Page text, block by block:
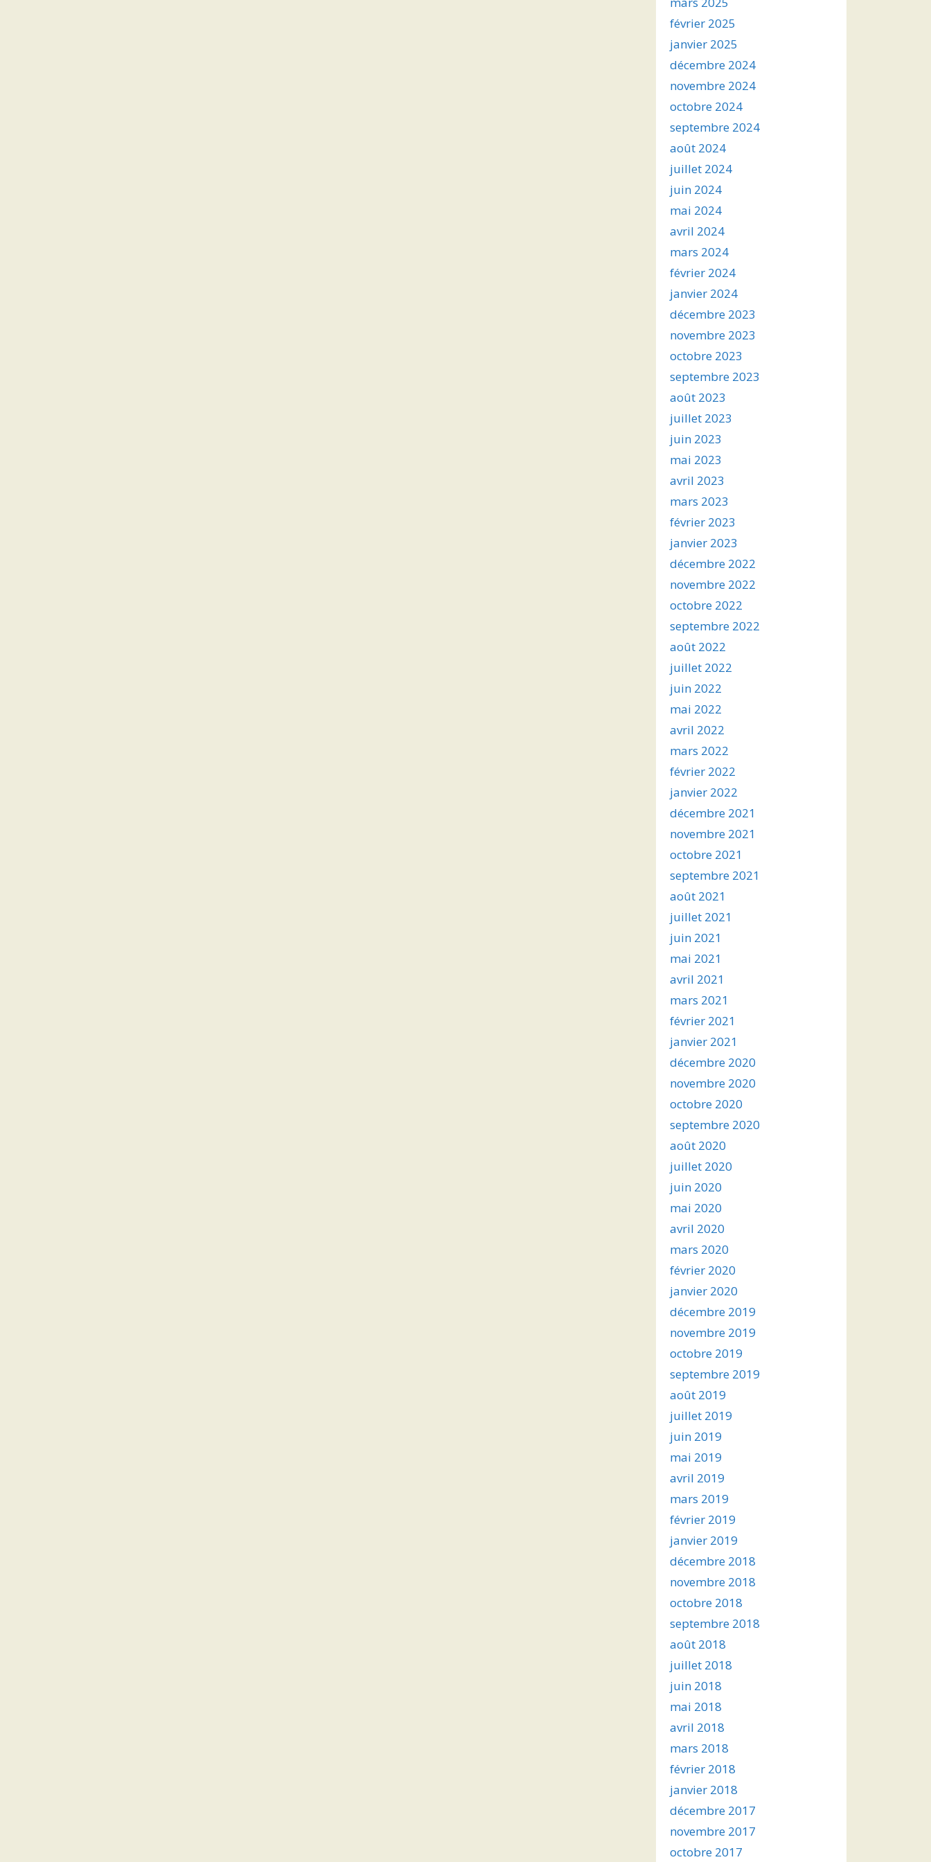
février 2025
janvier 2025
décembre 2024
novembre 2024
octobre 2024
septembre 2024
août 2024
juillet 2024
juin 2024
mai 2024
avril 2024
mars 2024
février 2024
janvier 2024
décembre 2023
novembre 2023
octobre 2023
septembre 2023
août 2023
juillet 2023
juin 2023
mai 2023
avril 2023
mars 2023
février 2023
janvier 2023
décembre 2022
novembre 2022
octobre 2022
septembre 2022
août 2022
juillet 2022
juin 2022
mai 2022
avril 2022
mars 2022
février 2022
janvier 2022
décembre 2021
novembre 2021
octobre 2021
septembre 2021
août 2021
juillet 2021
juin 2021
mai 2021
avril 2021
mars 2021
février 2021
janvier 2021
décembre 2020
novembre 2020
octobre 2020
septembre 2020
août 2020
juillet 2020
juin 2020
mai 2020
avril 2020
mars 2020
février 2020
janvier 2020
décembre 2019
novembre 2019
octobre 2019
septembre 2019
août 2019
juillet 2019
juin 2019
mai 2019
avril 2019
mars 2019
février 2019
janvier 2019
décembre 2018
novembre 2018
octobre 2018
septembre 2018
août 2018
juillet 2018
juin 2018
mai 2018
avril 2018
mars 2018
février 2018
janvier 2018
décembre 2017
novembre 2017
octobre 2017